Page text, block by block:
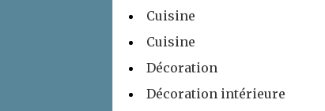
Cuisine
Cuisine
Décoration
Décoration intérieure